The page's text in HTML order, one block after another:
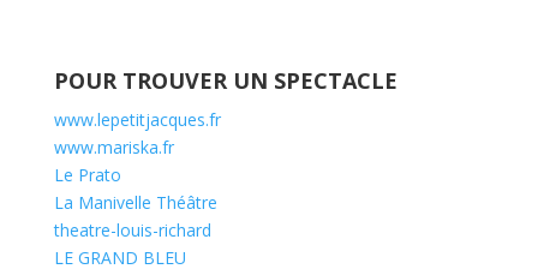
POUR TROUVER UN SPECTACLE
www.lepetitjacques.fr
www.mariska.fr
Le Prato
La Manivelle Théâtre
theatre-louis-richard
LE GRAND BLEU